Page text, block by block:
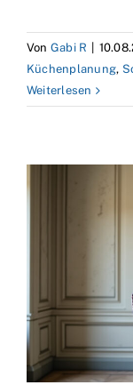
Von Gabi R
Küchenplanung,
Weiterlesen